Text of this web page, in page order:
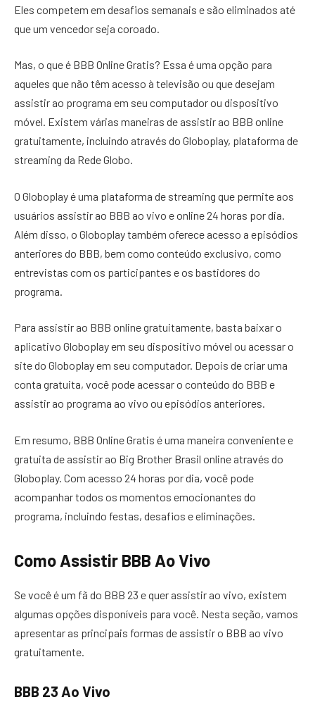
Eles competem em desafios semanais e são eliminados até
que um vencedor seja coroado.
Mas, o que é BBB Online Gratis? Essa é uma opção para
aqueles que não têm acesso à televisão ou que desejam
assistir ao programa em seu computador ou dispositivo
móvel. Existem várias maneiras de assistir ao BBB online
gratuitamente, incluindo através do Globoplay, plataforma de
streaming da Rede Globo.
O Globoplay é uma plataforma de streaming que permite aos
usuários assistir ao BBB ao vivo e online 24 horas por dia.
Além disso, o Globoplay também oferece acesso a episódios
anteriores do BBB, bem como conteúdo exclusivo, como
entrevistas com os participantes e os bastidores do
programa.
Para assistir ao BBB online gratuitamente, basta baixar o
aplicativo Globoplay em seu dispositivo móvel ou acessar o
site do Globoplay em seu computador. Depois de criar uma
conta gratuita, você pode acessar o conteúdo do BBB e
assistir ao programa ao vivo ou episódios anteriores.
Em resumo, BBB Online Gratis é uma maneira conveniente e
gratuita de assistir ao Big Brother Brasil online através do
Globoplay. Com acesso 24 horas por dia, você pode
acompanhar todos os momentos emocionantes do
programa, incluindo festas, desafios e eliminações.
Como Assistir BBB Ao Vivo
Se você é um fã do BBB 23 e quer assistir ao vivo, existem
algumas opções disponíveis para você. Nesta seção, vamos
apresentar as principais formas de assistir o BBB ao vivo
gratuitamente.
BBB 23 Ao Vivo